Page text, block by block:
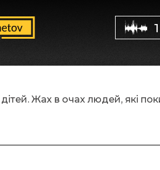
Жах в очах людей, які